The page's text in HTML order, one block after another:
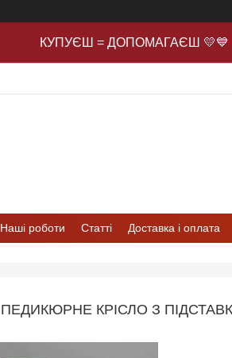
КУПУЄШ = ДОПОМАГАЄШ 💛💙
Наші роботи Статті Доставка і оплата
ПЕДИКЮРНЕ КРІСЛО З